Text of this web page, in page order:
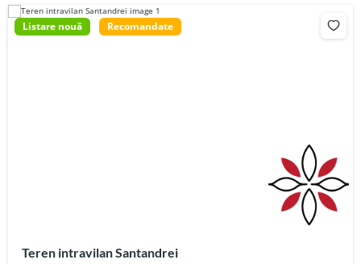
Listare nouă Recomandate
Teren intravilan Santandrei